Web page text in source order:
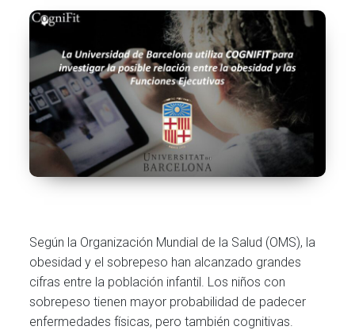
Según la Organización Mundial de la Salud (OMS), la
obesidad y el sobrepeso han alcanzado grandes
cifras entre la población infantil. Los niños con
sobrepeso tienen mayor probabilidad de padecer
enfermedades físicas, pero también cognitivas.